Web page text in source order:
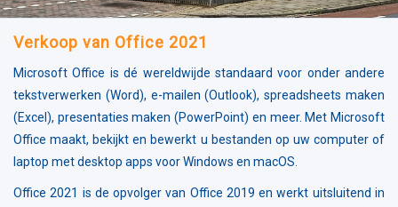
Verkoop van Office 2021
Microsoft Office is dé wereldwijde standaard voor onder andere
tekstverwerken (Word), e-mailen (Outlook), spreadsheets maken
(Excel), presentaties maken (PowerPoint) en meer. Met Microsoft
Office maakt, bekijkt en bewerkt u bestanden op uw computer of
laptop met desktop apps voor Windows en macOS.
Office 2021 is de opvolger van Office 2019 en werkt uitsluitend in